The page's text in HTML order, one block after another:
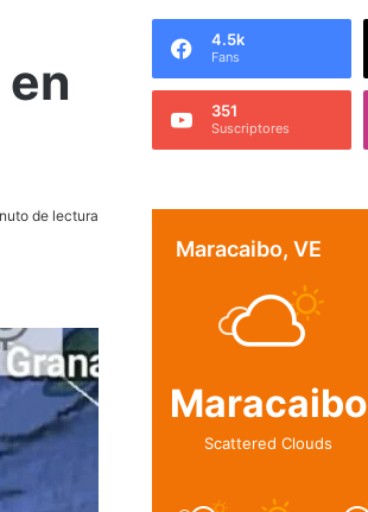
de lectura
4.5k
Fans
351
Suscriptores
Maracaibo, VE
Maracaibo
Scattered Clouds